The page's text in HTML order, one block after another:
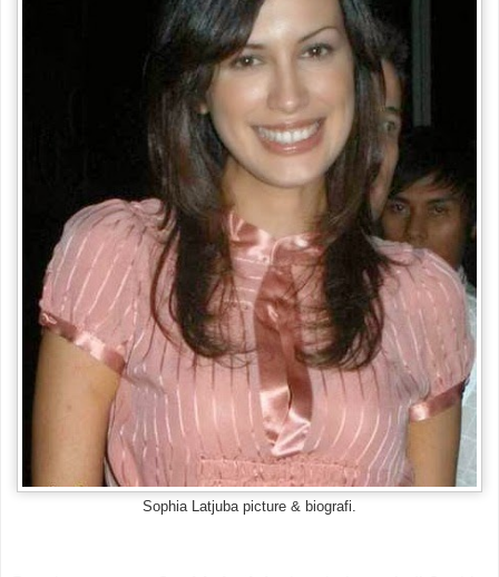
Sophia Latjuba picture & biografi.